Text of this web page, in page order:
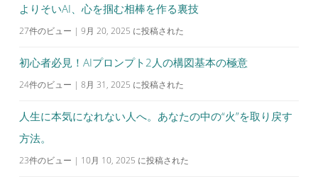
ョ
ン
よりそいAI、心を掴む相棒を作る裏技
27件のビュー | 9月 20, 2025 に投稿された
初心者必見！AIプロンプト2人の構図基本の極意
24件のビュー | 8月 31, 2025 に投稿された
人生に本気になれない人へ。あなたの中の“火”を取り戻す
方法。
23件のビュー | 10月 10, 2025 に投稿された